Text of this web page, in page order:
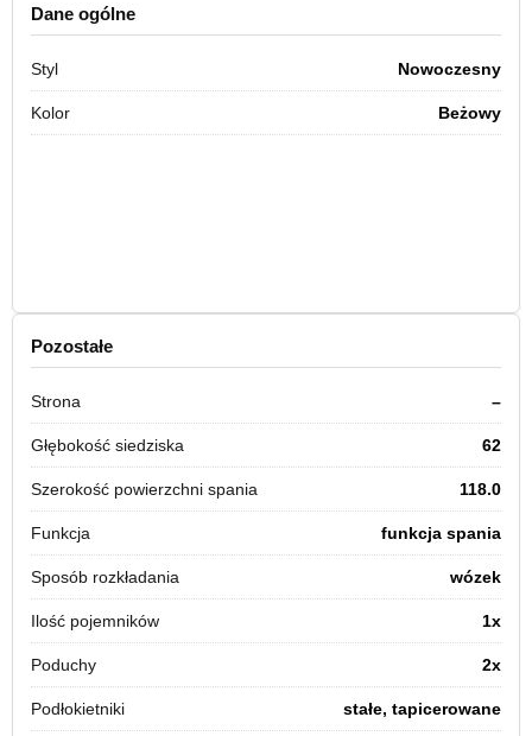
Dane ogólne
Styl Nowoczesny
Kolor Beżowy
Pozostałe
Strona –
Głębokość siedziska 62
Szerokość powierzchni spania 118.0
Funkcja funkcja spania
Sposób rozkładania wózek
Ilość pojemników 1x
Poduchy 2x
Podłokietniki stałe, tapicerowane